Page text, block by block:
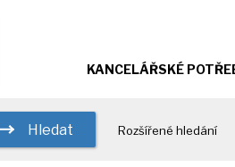
KANCELÁŘSKÉ
Hledat Rozšířené hledání